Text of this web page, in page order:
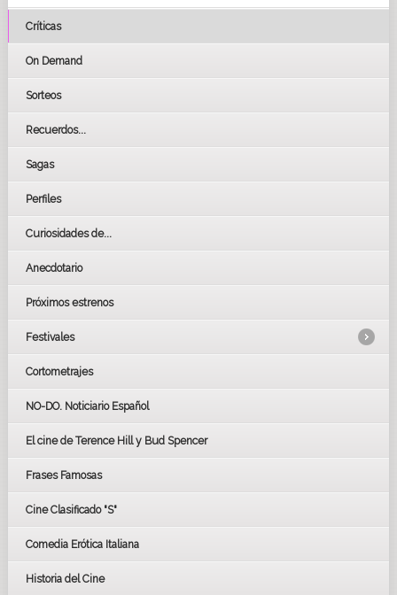
Críticas
On Demand
Sorteos
Recuerdos...
Sagas
Perfiles
Curiosidades de...
Anecdotario
Próximos estrenos
Festivales
LOS OSCARS
GOYAS
BAFTA
Cortometrajes
NO-DO. Noticiario Español
El cine de Terence Hill y Bud Spencer
Frases Famosas
Cine Clasificado "S"
Comedia Erótica Italiana
Historia del Cine